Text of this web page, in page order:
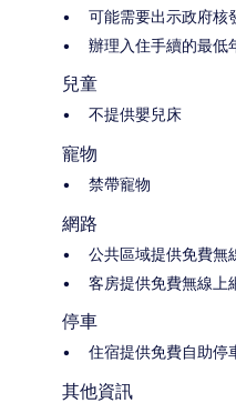
可能需要出示政府核
辦理入住手續的最低
兒童
不提供嬰兒床
寵物
禁帶寵物
網路
公共區域提供免費無
客房提供免費無線上
停車
住宿提供免費自助停
其他資訊